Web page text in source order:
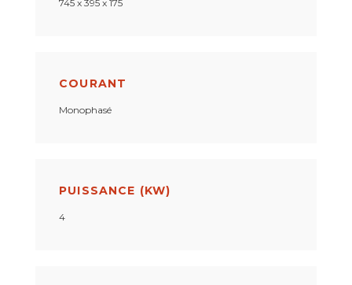
745 x 395 x 175
COURANT
Monophasé
PUISSANCE (KW)
4